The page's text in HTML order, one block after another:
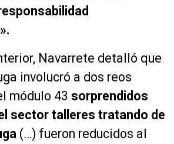
Navarrete detalló que
involucró a dos reos
módulo 43 sorprendidos
sector talleres tratando de
(…) fueron reducidos al